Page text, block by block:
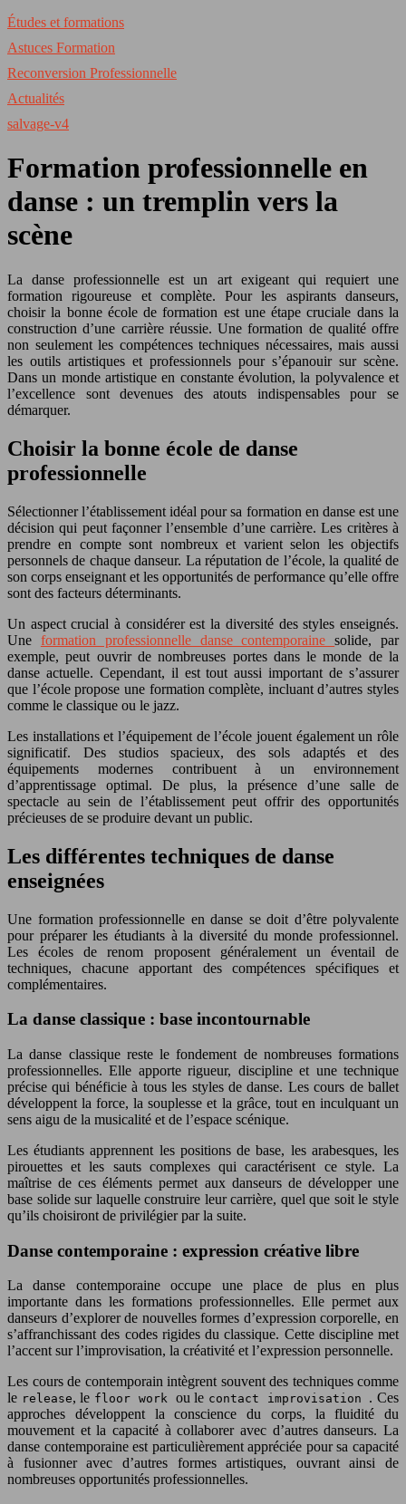
Études et formations
Astuces Formation
Reconversion Professionnelle
Actualités
salvage-v4
Formation professionnelle en
danse : un tremplin vers la
scène
La danse professionnelle est un art exigeant qui requiert une
formation rigoureuse et complète. Pour les aspirants danseurs,
choisir la bonne école de formation est une étape cruciale dans la
construction d’une carrière réussie. Une formation de qualité offre
non seulement les compétences techniques nécessaires, mais aussi
les outils artistiques et professionnels pour s’épanouir sur scène.
Dans un monde artistique en constante évolution, la polyvalence et
l’excellence sont devenues des atouts indispensables pour se
démarquer.
Choisir la bonne école de danse
professionnelle
Sélectionner l’établissement idéal pour sa formation en danse est une
décision qui peut façonner l’ensemble d’une carrière. Les critères à
prendre en compte sont nombreux et varient selon les objectifs
personnels de chaque danseur. La réputation de l’école, la qualité de
son corps enseignant et les opportunités de performance qu’elle offre
sont des facteurs déterminants.
Un aspect crucial à considérer est la diversité des styles enseignés.
Une formation professionnelle danse contemporainesolide, par
exemple, peut ouvrir de nombreuses portes dans le monde de la
danse actuelle. Cependant, il est tout aussi important de s’assurer
que l’école propose une formation complète, incluant d’autres styles
comme le classique ou le jazz.
Les installations et l’équipement de l’école jouent également un rôle
significatif. Des studios spacieux, des sols adaptés et des
équipements modernes contribuent à un environnement
d’apprentissage optimal. De plus, la présence d’une salle de
spectacle au sein de l’établissement peut offrir des opportunités
précieuses de se produire devant un public.
Les différentes techniques de danse
enseignées
Une formation professionnelle en danse se doit d’être polyvalente
pour préparer les étudiants à la diversité du monde professionnel.
Les écoles de renom proposent généralement un éventail de
techniques, chacune apportant des compétences spécifiques et
complémentaires.
La danse classique : base incontournable
La danse classique reste le fondement de nombreuses formations
professionnelles. Elle apporte rigueur, discipline et une technique
précise qui bénéficie à tous les styles de danse. Les cours de ballet
développent la force, la souplesse et la grâce, tout en inculquant un
sens aigu de la musicalité et de l’espace scénique.
Les étudiants apprennent les positions de base, les arabesques, les
pirouettes et les sauts complexes qui caractérisent ce style. La
maîtrise de ces éléments permet aux danseurs de développer une
base solide sur laquelle construire leur carrière, quel que soit le style
qu’ils choisiront de privilégier par la suite.
Danse contemporaine : expression créative libre
La danse contemporaine occupe une place de plus en plus
importante dans les formations professionnelles. Elle permet aux
danseurs d’explorer de nouvelles formes d’expression corporelle, en
s’affranchissant des codes rigides du classique. Cette discipline met
l’accent sur l’improvisation, la créativité et l’expression personnelle.
Les cours de contemporain intègrent souvent des techniques comme
le release, le floor work ou le contact improvisation . Ces
approches développent la conscience du corps, la fluidité du
mouvement et la capacité à collaborer avec d’autres danseurs. La
danse contemporaine est particulièrement appréciée pour sa capacité
à fusionner avec d’autres formes artistiques, ouvrant ainsi de
nombreuses opportunités professionnelles.